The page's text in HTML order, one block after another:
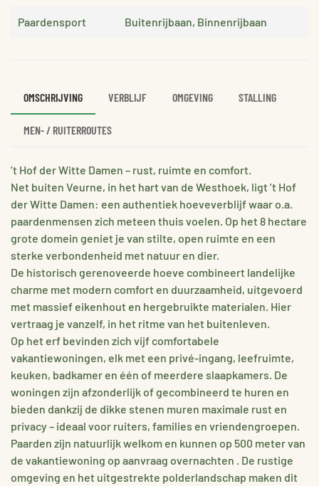
Paardensport Buitenrijbaan, Binnenrijbaan
OMSCHRIJVING VERBLIJF OMGEVING STALLING
MEN- / RUITERROUTES
’t Hof der Witte Damen – rust, ruimte en comfort.
Net buiten Veurne, in het hart van de Westhoek, ligt ’t Hof
der Witte Damen: een authentiek hoeveverblijf waar o.a.
paardenmensen zich meteen thuis voelen. Op het 8 hectare
grote domein geniet je van stilte, open ruimte en een
sterke verbondenheid met natuur en dier.
De historisch gerenoveerde hoeve combineert landelijke
charme met modern comfort en duurzaamheid, uitgevoerd
met massief eikenhout en hergebruikte materialen. Hier
vertraag je vanzelf, in het ritme van het buitenleven.
Op het erf bevinden zich vijf comfortabele
vakantiewoningen, elk met een privé-ingang, leefruimte,
keuken, badkamer en één of meerdere slaapkamers. De
woningen zijn afzonderlijk of gecombineerd te huren en
bieden dankzij de dikke stenen muren maximale rust en
privacy – ideaal voor ruiters, families en vriendengroepen.
Paarden zijn natuurlijk welkom en kunnen op 500 meter van
de vakantiewoning op aanvraag overnachten . De rustige
omgeving en het uitgestrekte polderlandschap maken dit